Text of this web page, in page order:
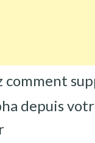
comment
depuis